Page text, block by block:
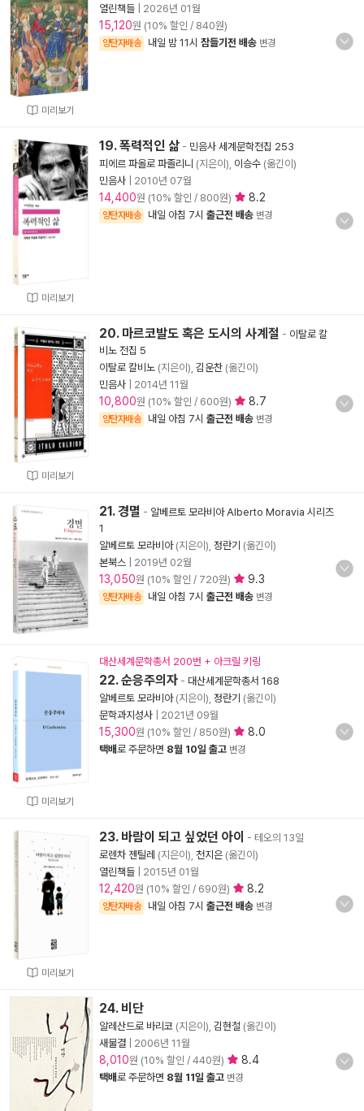
미리보기
열린책들
2026년 01월
15,120원 (10% 할인 / 840원)
양탄자배송 내일 밤 11시 잠들기전 배송 변경
미리보기
19. 폭력적인 삶 - 민음사 세계문학전집 253
피에르 파올로 파졸리니 (지은이), 이승수 (옮긴이)
민음사
2010년 07월
14,400원 (10% 할인 / 800원) 8.2
양탄자배송 내일 아침 7시 출근전 배송 변경
미리보기
20. 마르코발도 혹은 도시의 사계절 - 이탈로 칼
비노 전집 5
이탈로 칼비노 (지은이), 김운찬 (옮긴이)
민음사
2014년 11월
10,800원 (10% 할인 / 600원) 8.7
양탄자배송 내일 아침 7시 출근전 배송 변경
21. 경멸 - 알베르토 모라비아 Alberto Moravia 시리즈
1
알베르토 모라비아(지은이), 정란기 (옮긴이)
본북스
2019년 02월
13,050원 (10% 할인 / 720원) 9.3
양탄자배송 내일 아침 7시 출근전 배송 변경
미리보기
대산세계문학총서 200번 + 아크릴 키링
22. 순응주의자 - 대산세계문학총서 168
알베르토 모라비아(지은이), 정란기 (옮긴이)
문학과지성사
2021년 09월
15,300원 (10% 할인 / 850원) 8.0
택배로 주문하면 8월 10일 출고 변경
미리보기
23. 바람이 되고 싶었던 아이 - 테오의 13일
로렌차 젠틸레 (지은이), 천지은 (옮긴이)
열린책들
2015년 01월
12,420원 (10% 할인 / 690원) 8.2
양탄자배송 내일 아침 7시 출근전 배송 변경
24. 비단
알레산드로 바리코 (지은이), 김현철 (옮긴이)
새물결
2006년 11월
8,010원 (10% 할인 / 440원) 8.4
택배로 주문하면 8월 11일 출고 변경